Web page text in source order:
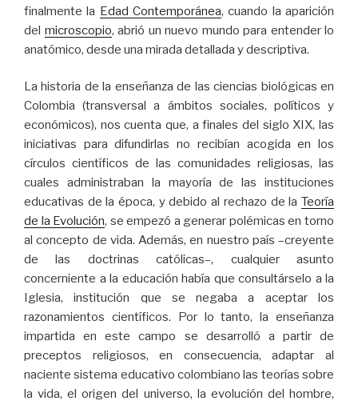
finalmente la Edad Contemporánea, cuando la aparición
del microscopio, abrió un nuevo mundo para entender lo
anatómico, desde una mirada detallada y descriptiva.
La historia de la enseñanza de las ciencias biológicas en
Colombia (transversal a ámbitos sociales, políticos y
económicos), nos cuenta que, a finales del siglo XIX, las
iniciativas para difundirlas no recibían acogida en los
círculos científicos de las comunidades religiosas, las
cuales administraban la mayoría de las instituciones
educativas de la época, y debido al rechazo de la Teoría
de la Evolución, se empezó a generar polémicas en torno
al concepto de vida. Además, en nuestro país –creyente
de las doctrinas católicas–, cualquier asunto
concerniente a la educación había que consultárselo a la
Iglesia, institución que se negaba a aceptar los
razonamientos científicos. Por lo tanto, la enseñanza
impartida en este campo se desarrolló a partir de
preceptos religiosos, en consecuencia, adaptar al
naciente sistema educativo colombiano las teorías sobre
la vida, el origen del universo, la evolución del hombre,